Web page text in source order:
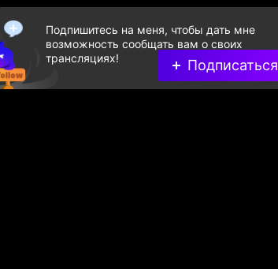
Подпишитесь на меня, чтобы дать мне
возможность сообщать вам о своих
трансляциях!
Подписаться